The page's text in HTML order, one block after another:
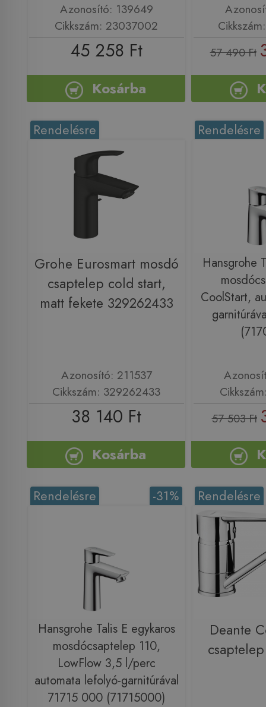
Azonosító: 139649
Cikkszám: 23037002
45 258 Ft
Kosárba
57 490 Ft
Rendelésre
Grohe Eurosmart mosdó
csaptelep cold start,
matt fekete 329262433
Azonosító: 211537
Cikkszám: 329262433
38 140 Ft
Kosárba
Rendelésre
Hansgrohe
CoolStart,
57 503 Ft
-31%
Rendelésre
Hansgrohe Talis E egykaros
mosdócsaptelep 110,
LowFlow 3,5 l/perc
automata lefolyó-garnitúrával
71715 000 (71715000)
Rendelésre
Deante